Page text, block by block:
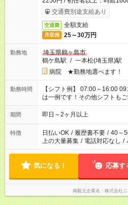
交通費別途支給あり
交通費 全額支給
月収例 25～30万円
勤務地
埼玉県鶴ヶ島市
鶴ケ島駅 / 一本松(埼玉県)駅
病院 ★勤務地選べます！
勤務時間
【シフト例】 07:00～16:00
は一例です！その他シフトもご
期間 即日～2ヶ月以上
特徴 日払いOK / 履歴書不要 / 40～
上の大量募集 / 電話対応なし /
気になる！ 応募す
掲載元企業名 株式会社